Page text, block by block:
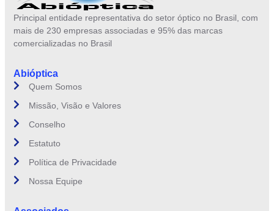
Principal entidade representativa do setor óptico no Brasil, com
mais de 230 empresas associadas e 95% das marcas
comercializadas no Brasil
Abióptica
Quem Somos
Missão, Visão e Valores
Conselho
Estatuto
Política de Privacidade
Nossa Equipe